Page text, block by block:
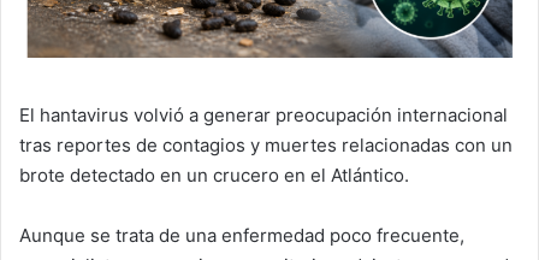
El hantavirus volvió a generar preocupación internacional
tras reportes de contagios y muertes relacionadas con un
brote detectado en un crucero en el Atlántico.
Aunque se trata de una enfermedad poco frecuente,